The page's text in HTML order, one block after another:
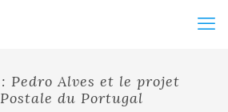
Pedro Alves et le projet
du Portugal